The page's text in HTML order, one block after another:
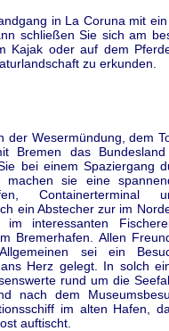
in La Coruna mit
schließen Sie sich am
Kajak oder auf dem
zu erkunden.
der Wesermündung, dem
Bremen das
bei einem Spaziergang
sie eine
Containerterminal
ein Abstecher zur im
interessanten
Bremerhafen. Allen
sei ein
Herz gelegt. In solch
rund um die
nach dem
im alten Hafen,
auftischt.